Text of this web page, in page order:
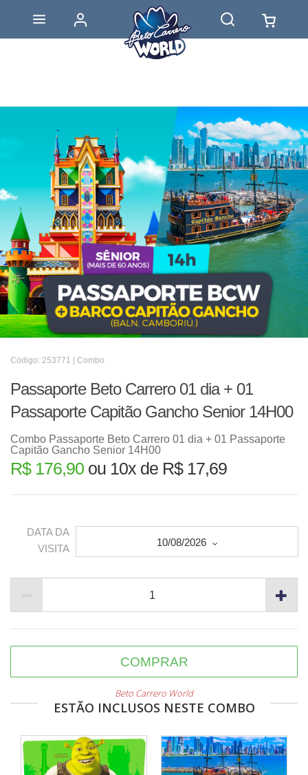
Código: 253771 | Combo
Passaporte Beto Carrero 01 dia + 01
Passaporte Capitão Gancho Senior 14H00
Combo Passaporte Beto Carrero 01 dia + 01 Passaporte
Capitão Gancho Senior 14H00
R$ 176,90 ou 10x de R$ 17,69
DATA DA
VISITA
10/08/2026
COMPRAR
Beto Carrero World
ESTÃO INCLUSOS NESTE COMBO